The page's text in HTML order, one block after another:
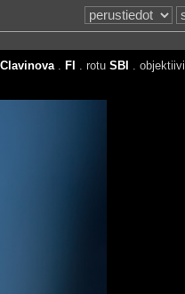
Clavinova. FI . rotu SBI . objektiivi